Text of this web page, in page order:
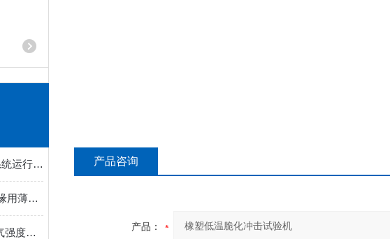
高低温试验箱制冷和加热系统运行过程是怎样的
GBT 13542.3-2006 电气绝缘用薄膜 第3部分：电容器用双轴定向聚丙烯薄膜
GB1408-2006 绝缘材料电气强度试验方法
产品咨询
产品：